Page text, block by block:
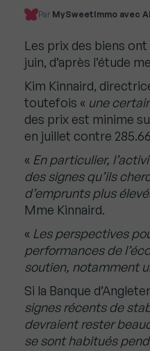
Par MySweetImmo avec
Les prix des biens
juin, d’après l’étude
Kim Kinnaird,
toutefois « une
des prix est minime
en juillet contre
« En particulier,
des signes qu’ils
d’emprunts plus
Mme Kinnaird.
« Les perspectives
performances de
soutien, notamment
Si la Banque
signes récents de
devraient rester
se sont habitués